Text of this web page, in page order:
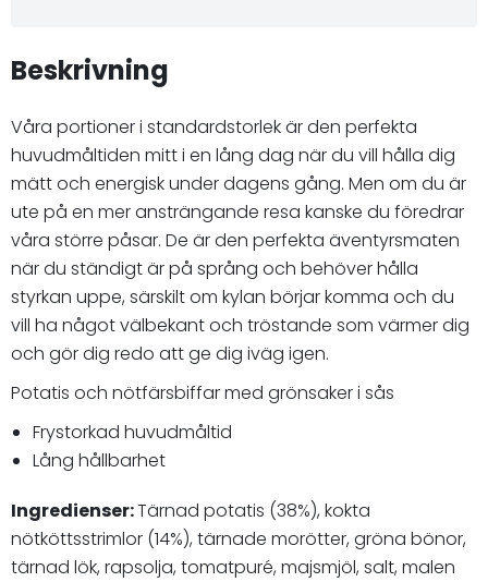
Beskrivning
Våra portioner i standardstorlek är den perfekta
huvudmåltiden mitt i en lång dag när du vill hålla dig
mätt och energisk under dagens gång. Men om du är
ute på en mer ansträngande resa kanske du föredrar
våra större påsar. De är den perfekta äventyrsmaten
när du ständigt är på språng och behöver hålla
styrkan uppe, särskilt om kylan börjar komma och du
vill ha något välbekant och tröstande som värmer dig
och gör dig redo att ge dig iväg igen.
Potatis och nötfärsbiffar med grönsaker i sås
Frystorkad huvudmåltid
Lång hållbarhet
Ingredienser:Tärnad potatis (38%), kokta
nötköttsstrimlor (14%), tärnade morötter, gröna bönor,
tärnad lök, rapsolja, tomatpuré, majsmjöl, salt, malen